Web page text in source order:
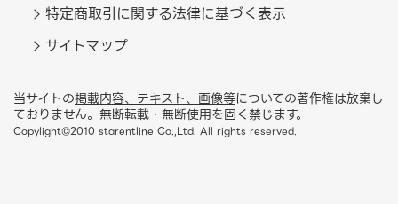
特定商取引に関する法律に基づく表示
サイトマップ
当サイトの掲載内容、テキスト、画像等についての著作権は放棄し
ておりません。無断転載・無断使用を固く禁じます。
Copylight©2010 starentline Co.,Ltd. All rights reserved.